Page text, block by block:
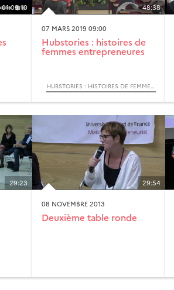
01:09:10 48:38
07 MARS 2019 09:00
Hubstories : histoires de
femmes entrepreneures
HUBSTORIES : HISTOIRES DE FEMMES ENTREPRENEURES
29:23 29:54
08 NOVEMBRE 2013
Deuxième table ronde